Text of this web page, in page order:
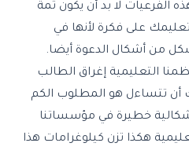
الفرعيات لا بد أن يكون ثمة
على فكرة لأنها في
من أشكال الدعوة أيضا.
التعليمية إغراق الطالب
أن تتساءل هو المطلوب الكم
خطيرة في مؤسساتنا
هكذا تزن كيلوغرامات هذا